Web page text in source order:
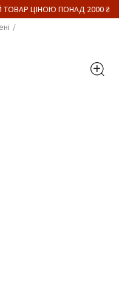
ЦІНОЮ ПОНАД 2000 ₴